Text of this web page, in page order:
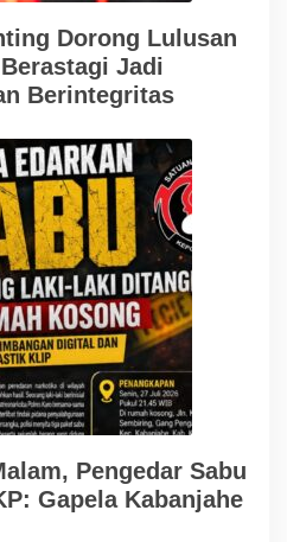
Dorong Lulusan
Jadi
Berintegritas
Pengedar Sabu
Gapela Kabanjahe